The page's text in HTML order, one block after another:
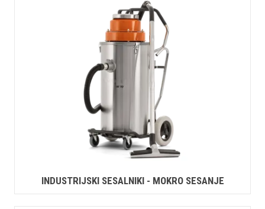
INDUSTRIJSKI SESALNIKI - MOKRO SESANJE